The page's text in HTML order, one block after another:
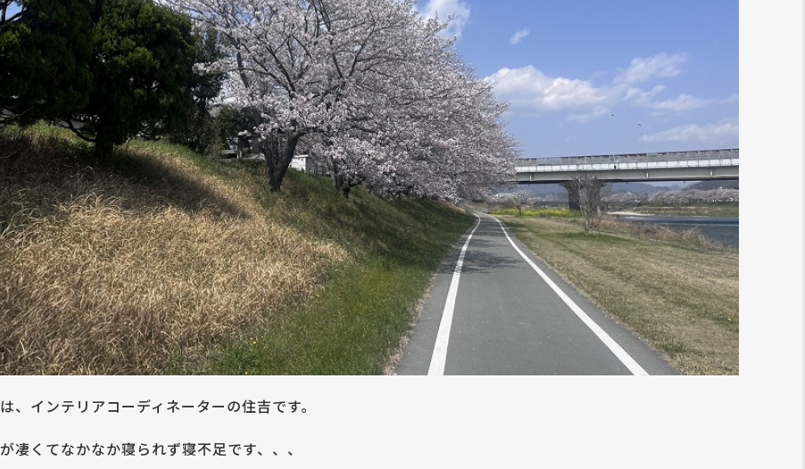
、インテリアコーディネーターの住吉です。
凄くてなかなか寝られず寝不足です、、、